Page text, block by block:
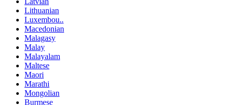
Lithuanian
Luxembou..
Macedonian
Malagasy
Malay
Malayalam
Maltese
Maori
Marathi
Mongolian
Burmese